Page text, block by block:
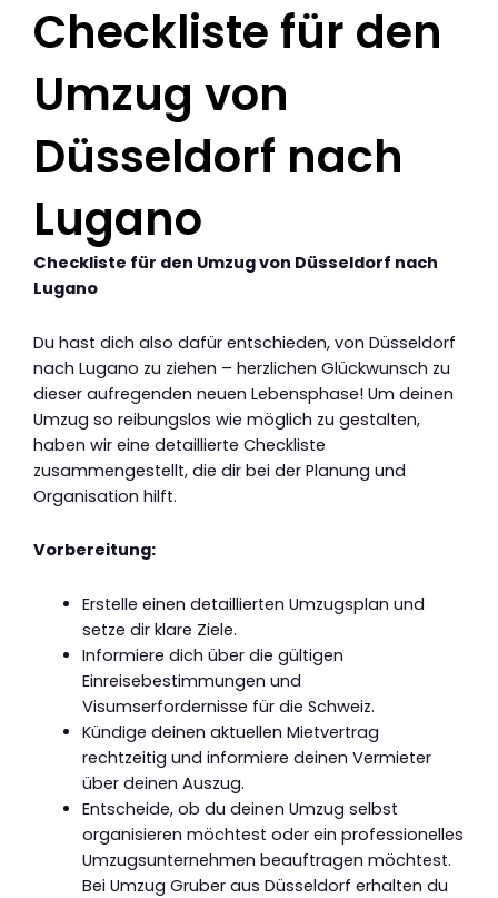
Checkliste für den
Umzug von
Düsseldorf nach
Lugano
Checkliste für den Umzug von Düsseldorf nach
Lugano
Du hast dich also dafür entschieden, von Düsseldorf
nach Lugano zu ziehen – herzlichen Glückwunsch zu
dieser aufregenden neuen Lebensphase! Um deinen
Umzug so reibungslos wie möglich zu gestalten,
haben wir eine detaillierte Checkliste
zusammengestellt, die dir bei der Planung und
Organisation hilft.
Vorbereitung:
Erstelle einen detaillierten Umzugsplan und
setze dir klare Ziele.
Informiere dich über die gültigen
Einreisebestimmungen und
Visumserfordernisse für die Schweiz.
Kündige deinen aktuellen Mietvertrag
rechtzeitig und informiere deinen Vermieter
über deinen Auszug.
Entscheide, ob du deinen Umzug selbst
organisieren möchtest oder ein professionelles
Umzugsunternehmen beauftragen möchtest.
Bei Umzug Gruber aus Düsseldorf erhalten du